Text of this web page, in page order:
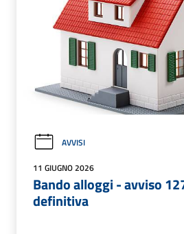
AVVISI
11 GIUGNO 2026
Bando alloggi - avviso
definitiva